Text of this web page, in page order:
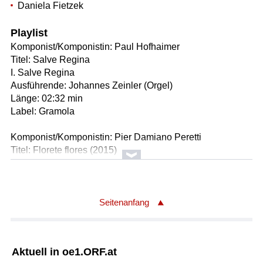
Daniela Fietzek
Playlist
Komponist/Komponistin: Paul Hofhaimer
Titel: Salve Regina
I. Salve Regina
Ausführende: Johannes Zeinler (Orgel)
Länge: 02:32 min
Label: Gramola
Komponist/Komponistin: Pier Damiano Peretti
Titel: Florete flores (2015)
Ausführende: Johannes Zeinler (Orgel)
Länge: 05:10 min
Seitenanfang
Aktuell in oe1.ORF.at